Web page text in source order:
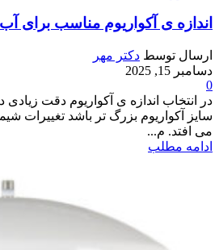
اندازه ی آکواریوم مناسب برای
ارسال توسط دکتر مهر
دسامبر 15, 2025
0
در انتخاب اندازه ی آکواریوم دقت زیادی
سایز آکواریوم بزرگ تر باشد تغییرات
می افتد. م...
ادامه مطلب